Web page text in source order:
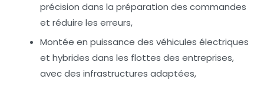
précision dans la préparation des commandes
et réduire les erreurs,
Montée en puissance des véhicules électriques
et hybrides dans les flottes des entreprises,
avec des infrastructures adaptées,